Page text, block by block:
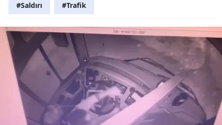
#Saldırı #Trafik